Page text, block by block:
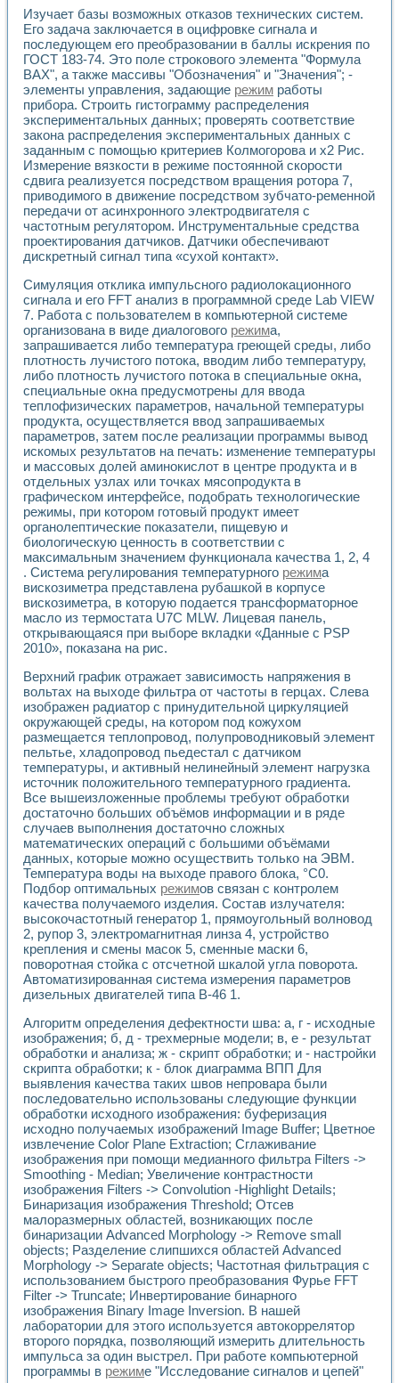
Моделирование надежности и эффективности систем
Лабораторные практикумы и учебные стенды
Автоматизация лабораторного стенда по измерению
Автоматизированные лабораторные комплексы для
Виртуальный прибор для исследования нелинейных
Использование виртуальных приборов в процесе
Использование программ ELECTRONICS WORKBENCH-
Лабораторный практикум по дисциплине «Цифровые
Лабораторный практикум по ИНС на основе LabVIEW
Лабораторный практикум по основам теории коммутации
Опыт использования NI LabVIEW для создания
Применение LabVIEW для исследования течения в
Создание виртуальной работы «Изучение магнитных
Обратный маятник
Устройство для изучения основ интерфейсов обмена по
Лабораторный практикум: изучение адиабатического
Стенд для исследования электрических переходных
Система статистической обработки результатов
Автоматизация лазерно-плазменных измерений с
Модельно-измерительный комплекс. Назначение. Состав.
Использование технологий NATIONAL INSTRUMENTS
Учебный практикум "Спектральный и корреляционный
Учебный стенд для исследования принципа действия
Оборудование и программное обеспечение учебных
Виртуальный лабораторный практикум для изучения
Управление роботом ТУР-10 средствами LabVIEW
Аппаратно-программный комплекс для исследования
Автоматизированный дистанционный лабораторный
Исследование возможности реставрации одномерных
Использование технологий NATIONAL INSTRUMENTS в
Разработка модификаций алгоритма полигармонической
Учебный стенд для исследования принципа действия
Виртуальная система поддержки принимаемых решений в
Преемственность дисциплин «Моделирование систем» и
Универсальный стенд для исследования электрических
Лабораторные практикумы по информационно-
Виртуальный измеритель частотных характеристик на
Лабораторный практикум по основам теории Коммутации
Разработка виртуальной лабораторной работы
Виртуальные практикумы по электротехнике в среде
Из опыта внедрения в рамках национального проекта
Исследование эффективности решателей
Опыт разработки LabVIEW лабораторных практикумов
Проблемы повышения качества образования и
Развитие LabVIEW лабораторного практикума по
Разработка виртуальной лаборатории по электротехнике
Усовершенствованные алгоритмы частотного анализа
Об опыте работы учебного центра «Технологии
Технологии NI в магистерской программе «Прикладная
Система диагностики двигателей постоянного тока
Автоматизированный стенд формирования
Лабораторный практикум по курсу ИИС на базе
Партнеры
Академические и отраслевые институты
Учебные заведения
Бизнес
Контакты
Изучает базы возможных отказов технических систем.
Его задача заключается в оцифровке сигнала и
последующем его преобразовании в баллы искрения по
ГОСТ 183-74. Это поле строкового элемента "Формула
ВАХ", а также массивы "Обозначения" и "Значения"; -
элементы управления, задающие режим работы
прибора. Строить гистограмму распределения
экспериментальных данных; проверять соответствие
закона распределения экспериментальных данных с
заданным с помощью критериев Колмогорова и х2 Рис.
Измерение вязкости в режиме постоянной скорости
сдвига реализуется посредством вращения ротора 7,
приводимого в движение посредством зубчато-ременной
передачи от асинхронного электродвигателя с
частотным регулятором. Инструментальные средства
проектирования датчиков. Датчики обеспечивают
дискретный сигнал типа «сухой контакт».
Симуляция отклика импульсного радиолокационного
сигнала и его FFT анализ в программной среде Lab VIEW
7. Работа с пользователем в компьютерной системе
организована в виде диалогового режима,
запрашивается либо температура греющей среды, либо
плотность лучистого потока, вводим либо температуру,
либо плотность лучистого потока в специальные окна,
специальные окна предусмотрены для ввода
теплофизических параметров, начальной температуры
продукта, осуществляется ввод запрашиваемых
параметров, затем после реализации программы вывод
искомых результатов на печать: изменение температуры
и массовых долей аминокислот в центре продукта и в
отдельных узлах или точках мясопродукта в
графическом интерфейсе, подобрать технологические
режимы, при котором готовый продукт имеет
органолептические показатели, пищевую и
биологическую ценность в соответствии с
максимальным значением функционала качества 1, 2, 4
. Система регулирования температурного режима
вискозиметра представлена рубашкой в корпусе
вискозиметра, в которую подается трансформаторное
масло из термостата U7C MLW. Лицевая панель,
открывающаяся при выборе вкладки «Данные с PSP
2010», показана на рис.
Верхний график отражает зависимость напряжения в
вольтах на выходе фильтра от частоты в герцах. Слева
изображен радиатор с принудительной циркуляцией
окружающей среды, на котором под кожухом
размещается теплопровод, полупроводниковый элемент
пельтье, хладопровод пьедестал с датчиком
температуры, и активный нелинейный элемент нагрузка
источник положительного температурного градиента.
Все вышеизложенные проблемы требуют обработки
достаточно больших объёмов информации и в ряде
случаев выполнения достаточно сложных
математических операций с большими объёмами
данных, которые можно осуществить только на ЭВМ.
Температура воды на выходе правого блока, °С0.
Подбор оптимальных режимов связан с контролем
качества получаемого изделия. Состав излучателя:
высокочастотный генератор 1, прямоугольный волновод
2, рупор 3, электромагнитная линза 4, устройство
крепления и смены масок 5, сменные маски 6,
поворотная стойка с отсчетной шкалой угла поворота.
Автоматизированная система измерения параметров
дизельных двигателей типа В-46 1.
Алгоритм определения дефектности шва: а, г - исходные
изображения; б, д - трехмерные модели; в, е - результат
обработки и анализа; ж - скрипт обработки; и - настройки
скрипта обработки; к - блок диаграмма ВПП Для
выявления качества таких швов непровара были
последовательно использованы следующие функции
обработки исходного изображения: буферизация
исходно получаемых изображений Image Buffer; Цветное
извлечение Color Plane Extraction; Сглаживание
изображения при помощи медианного фильтра Filters ->
Smoothing - Median; Увеличение контрастности
изображения Filters -> Convolution -Highlight Details;
Бинаризация изображения Threshold; Отсев
малоразмерных областей, возникающих после
бинаризации Advanced Morphology -> Remove small
objects; Разделение слипшихся областей Advanced
Morphology -> Separate objects; Частотная фильтрация с
использованием быстрого преобразования Фурье FFT
Filter -> Truncate; Инвертирование бинарного
изображения Binary Image Inversion. В нашей
лаборатории для этого используется автокоррелятор
второго порядка, позволяющий измерить длительность
импульса за один выстрел. При работе компьютерной
программы в режиме "Исследование сигналов и цепей"